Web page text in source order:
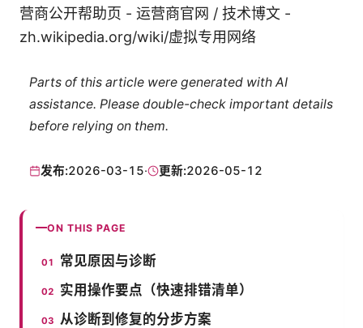
营商公开帮助页 - 运营商官网 / 技术博文 -
zh.wikipedia.org/wiki/虚拟专用网络
Parts of this article were generated with AI
assistance. Please double-check important details
before relying on them.
发布:2026-03-15· 更新:2026-05-12
ON THIS PAGE
常见原因与诊断
实用操作要点（快速排错清单）
从诊断到修复的分步方案